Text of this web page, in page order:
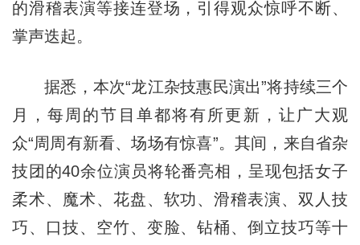
的滑稽表演等接连登场，引得观众惊呼不断、
掌声迭起。
据悉，本次“龙江杂技惠民演出”将持续三个
月，每周的节目单都将有所更新，让广大观
众“周周有新看、场场有惊喜”。其间，来自省杂
技团的40余位演员将轮番亮相，呈现包括女子
柔术、魔术、花盘、软功、滑稽表演、双人技
巧、口技、空竹、变脸、钻桶、倒立技巧等十